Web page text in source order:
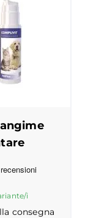
del
i
consegna